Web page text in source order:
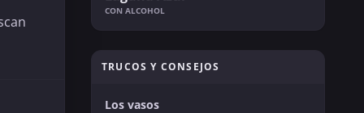
CON ALCOHOL
TRUCOS Y CONSEJOS
Los vasos